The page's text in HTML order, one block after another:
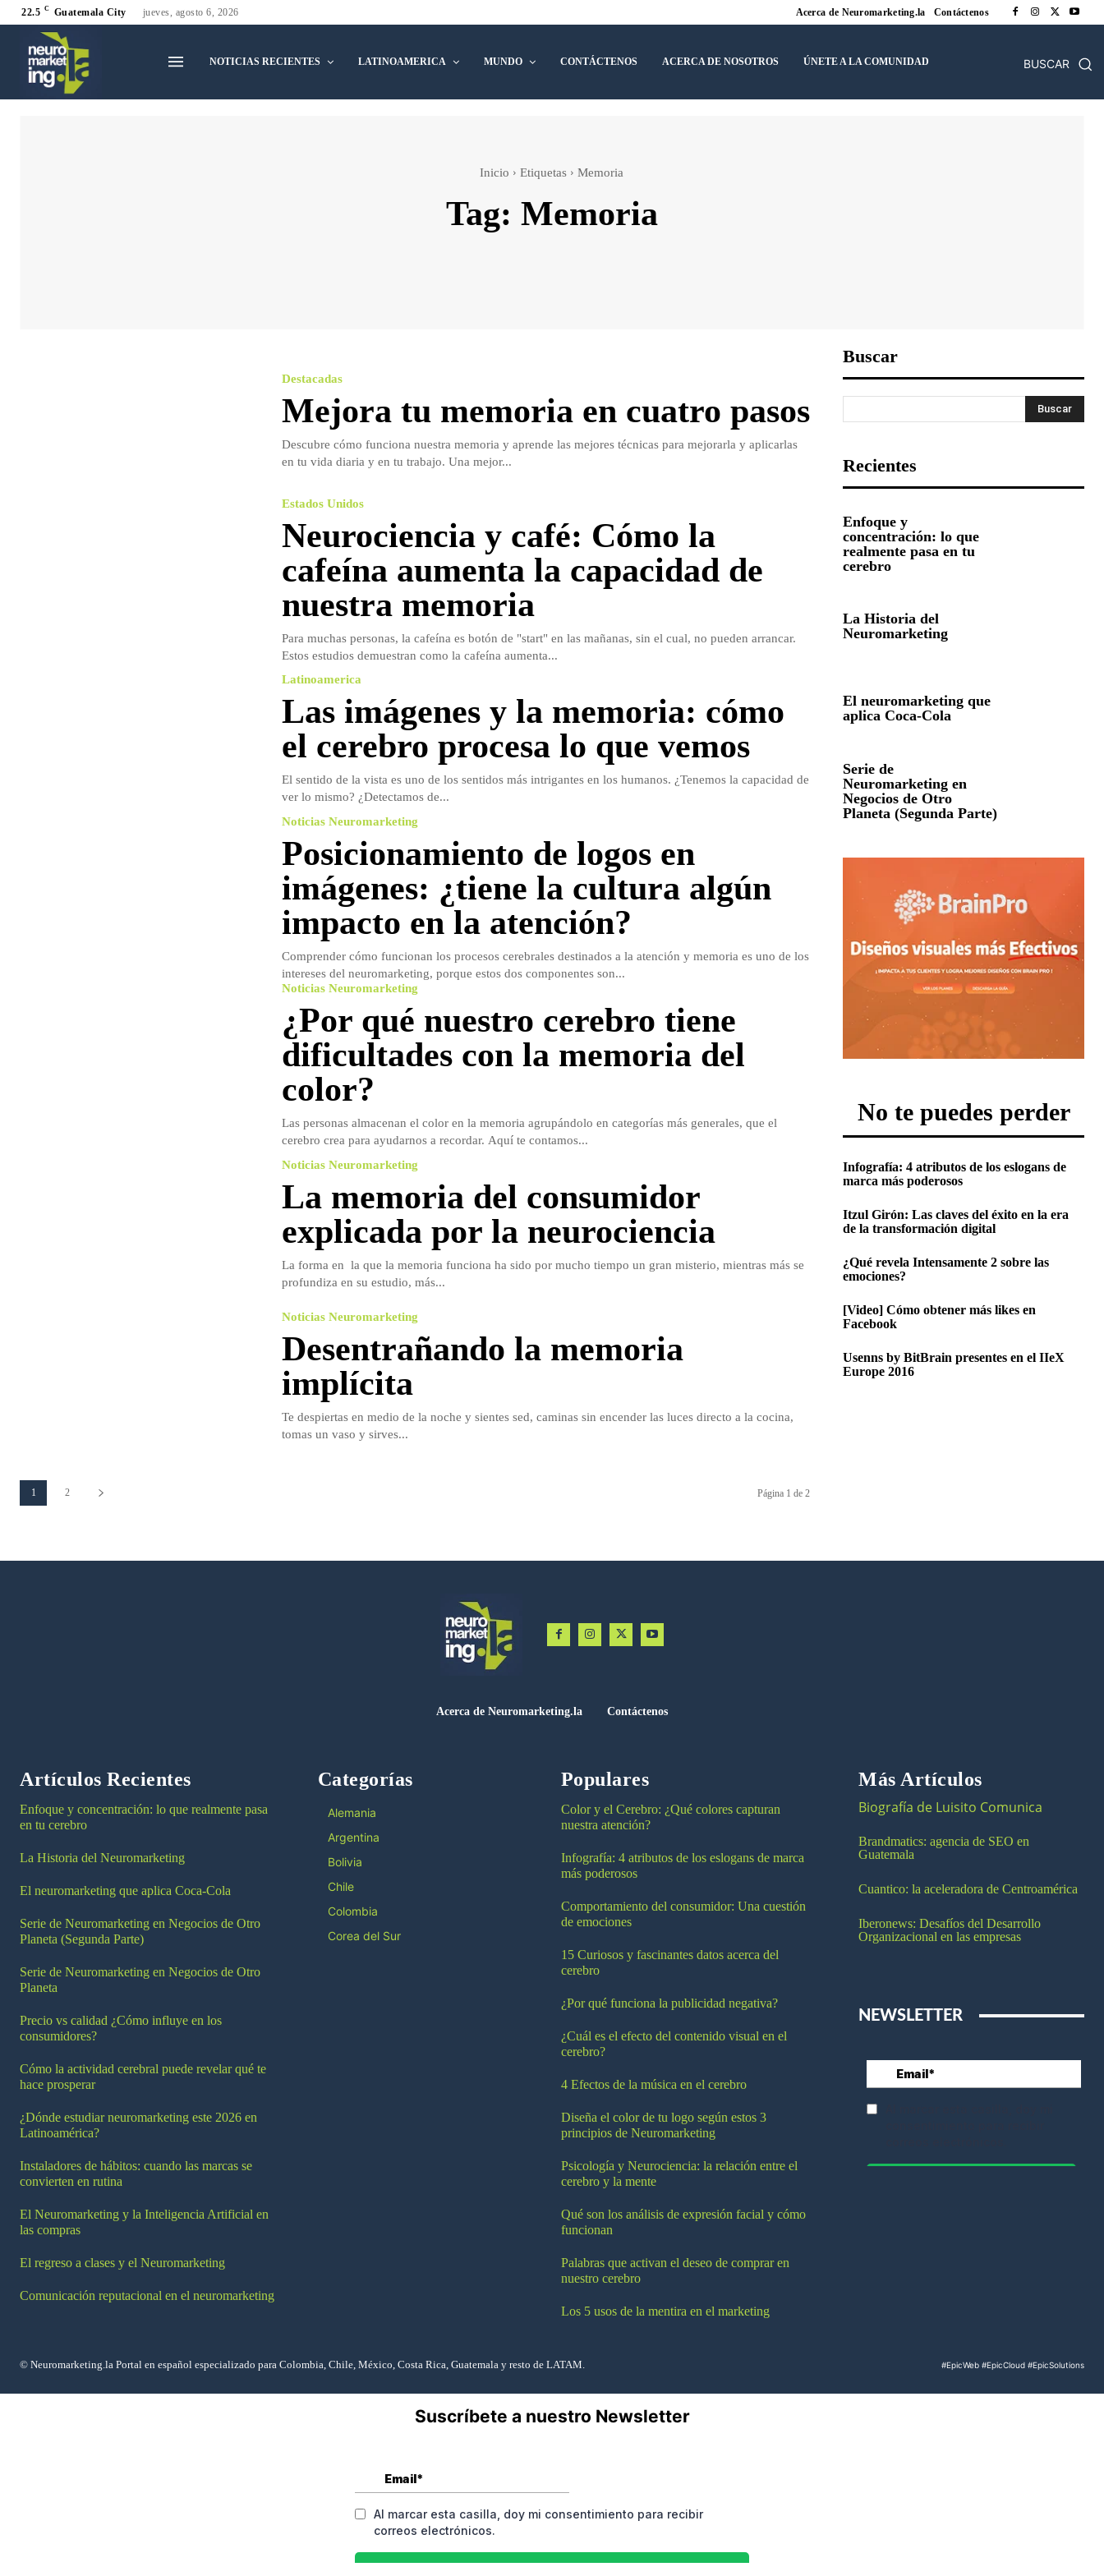
22.5 C Guatemala City jueves, agosto 6, 2026 Acerca de Neuromarketing.la Contáctenos
NOTICIAS RECIENTES LATINOAMERICA MUNDO CONTÁCTENOS ACERCA DE NOSOTROS ÚNETE A LA COMUNIDAD BUSCAR
Inicio Etiquetas Memoria
Tag: Memoria
Destacadas
Mejora tu memoria en cuatro pasos
Descubre cómo funciona nuestra memoria y aprende las mejores técnicas para mejorarla y aplicarlas
en tu vida diaria y en tu trabajo. Una mejor...
Estados Unidos
Neurociencia y café: Cómo la
cafeína aumenta la capacidad de
nuestra memoria
Para muchas personas, la cafeína es botón de "start" en las mañanas, sin el cual, no pueden arrancar.
Estos estudios demuestran como la cafeína aumenta...
Latinoamerica
Las imágenes y la memoria: cómo
el cerebro procesa lo que vemos
El sentido de la vista es uno de los sentidos más intrigantes en los humanos. ¿Tenemos la capacidad de
ver lo mismo? ¿Detectamos de...
Noticias Neuromarketing
Posicionamiento de logos en
imágenes: ¿tiene la cultura algún
impacto en la atención?
Comprender cómo funcionan los procesos cerebrales destinados a la atención y memoria es uno de los
intereses del neuromarketing, porque estos dos componentes son...
Noticias Neuromarketing
¿Por qué nuestro cerebro tiene
dificultades con la memoria del
color?
Las personas almacenan el color en la memoria agrupándolo en categorías más generales, que el
cerebro crea para ayudarnos a recordar. Aquí te contamos...
Noticias Neuromarketing
La memoria del consumidor
explicada por la neurociencia
La forma en la que la memoria funciona ha sido por mucho tiempo un gran misterio, mientras más se
profundiza en su estudio, más...
Noticias Neuromarketing
Desentrañando la memoria
implícita
Te despiertas en medio de la noche y sientes sed, caminas sin encender las luces directo a la cocina,
tomas un vaso y sirves...
1 2 Página 1 de 2
Buscar
Buscar
Recientes
Enfoque y
concentración: lo que
realmente pasa en tu
cerebro
La Historia del
Neuromarketing
El neuromarketing que
aplica Coca-Cola
Serie de
Neuromarketing en
Negocios de Otro
Planeta (Segunda Parte)
No te puedes perder
Infografía: 4 atributos de los eslogans de
marca más poderosos
Itzul Girón: Las claves del éxito en la era
de la transformación digital
¿Qué revela Intensamente 2 sobre las
emociones?
[Video] Cómo obtener más likes en
Facebook
Usenns by BitBrain presentes en el IIeX
Europe 2016
Acerca de Neuromarketing.la Contáctenos
Artículos Recientes
Enfoque y concentración: lo que realmente pasa
en tu cerebro
La Historia del Neuromarketing
El neuromarketing que aplica Coca-Cola
Serie de Neuromarketing en Negocios de Otro
Planeta (Segunda Parte)
Serie de Neuromarketing en Negocios de Otro
Planeta
Precio vs calidad ¿Cómo influye en los
consumidores?
Cómo la actividad cerebral puede revelar qué te
hace prosperar
¿Dónde estudiar neuromarketing este 2026 en
Latinoamérica?
Instaladores de hábitos: cuando las marcas se
convierten en rutina
El Neuromarketing y la Inteligencia Artificial en
las compras
El regreso a clases y el Neuromarketing
Comunicación reputacional en el neuromarketing
Categorías
Alemania
Argentina
Bolivia
Chile
Colombia
Corea del Sur
Populares
Color y el Cerebro: ¿Qué colores capturan
nuestra atención?
Infografía: 4 atributos de los eslogans de marca
más poderosos
Comportamiento del consumidor: Una cuestión
de emociones
15 Curiosos y fascinantes datos acerca del
cerebro
¿Por qué funciona la publicidad negativa?
¿Cuál es el efecto del contenido visual en el
cerebro?
4 Efectos de la música en el cerebro
Diseña el color de tu logo según estos 3
principios de Neuromarketing
Psicología y Neurociencia: la relación entre el
cerebro y la mente
Qué son los análisis de expresión facial y cómo
funcionan
Palabras que activan el deseo de comprar en
nuestro cerebro
Los 5 usos de la mentira en el marketing
Más Artículos
Biografía de Luisito Comunica
Brandmatics: agencia de SEO en
Guatemala
Cuantico: la aceleradora de Centroamérica
Iberonews: Desafíos del Desarrollo
Organizacional en las empresas
NEWSLETTER
© Neuromarketing.la Portal en español especializado para Colombia, Chile, México, Costa Rica, Guatemala y resto de LATAM. #EpicWeb #EpicCloud #EpicSolutions
Suscríbete a nuestro Newsletter